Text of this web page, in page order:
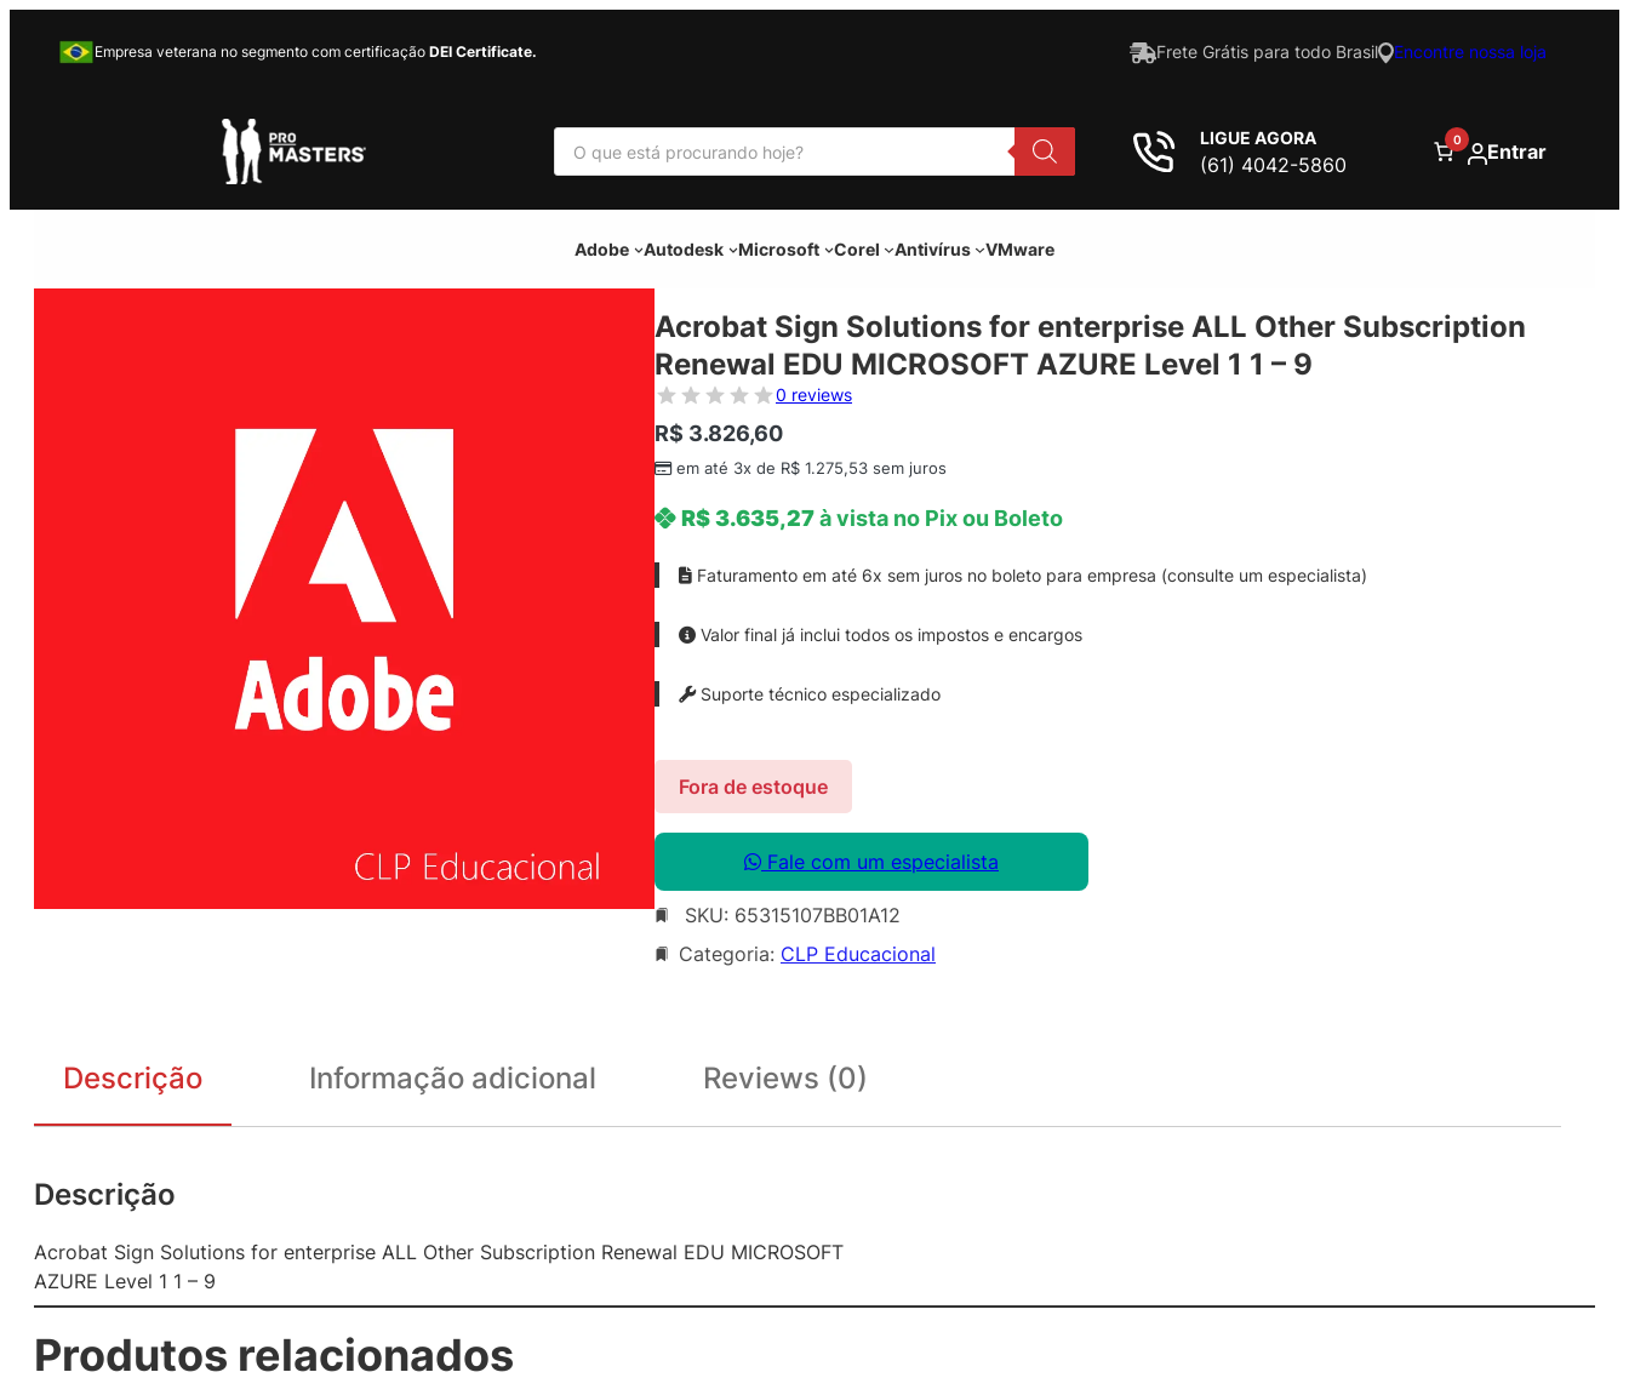
Empresa veterana no segmento com certificação DEI Certificate. Frete Grátis para todo Brasil Encontre nossa loja
P
s
u
r
LIGUE AGORA
(61) 4042-5860
0 Entrar
Adobe Autodesk Microsoft Corel Antivírus VMware
Acrobat Sign Solutions for enterprise ALL Other Subscription
Renewal EDU MICROSOFT AZURE Level 1 1 – 9
0 reviews
R$ 3.826,60
em até 3x de R$ 1.275,53 sem juros
R$3.635,27à vista no Pix ou Boleto
Faturamento em até 6x sem juros no boleto para empresa (consulte um especialista)
Valor final já inclui todos os impostos e encargos
Suporte técnico especializado
Fora de estoque
Fale com um especialista
SKU: 65315107BB01A12
Categoria: CLP Educacional
Descrição Informação adicional Reviews (0)
Descrição
Acrobat Sign Solutions for enterprise ALL Other Subscription Renewal EDU MICROSOFT
AZURE Level 1 1 – 9
Produtos relacionados